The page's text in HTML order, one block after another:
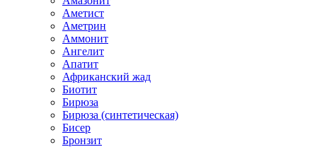
Аметист
Аметрин
Аммонит
Ангелит
Апатит
Африканский жад
Биотит
Бирюза
Бирюза (синтетическая)
Бисер
Бронзит